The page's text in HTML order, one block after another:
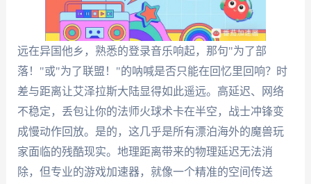
远在异国他乡，熟悉的登录音乐响起，那句"为了部
落！"或"为了联盟！"的呐喊是否只能在回忆里回响？时
差与距离让艾泽拉斯大陆显得如此遥远。高延迟、网络
不稳定，丢包让你的法师火球术卡在半空，战士冲锋变
成慢动作回放。是的，这几乎是所有漂泊海外的魔兽玩
家面临的残酷现实。地理距离带来的物理延迟无法消
除，但专业的游戏加速器，就像一个精准的空间传送